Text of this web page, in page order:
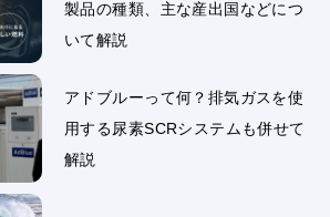
製品の種類、主な産出国などにつ
いて解説
アドブルーって何？排気ガスを使
用する尿素SCRシステムも併せて
解説